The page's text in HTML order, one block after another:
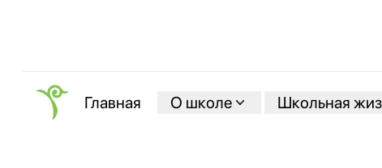
Главная О школе Школьная